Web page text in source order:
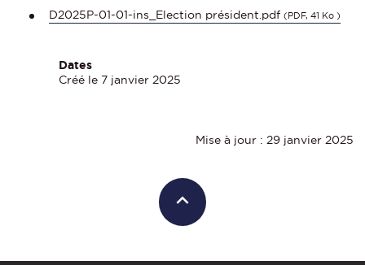
D2025P-01-01-ins_Election président.pdf (PDF, 41 Ko )
Dates
Créé le 7 janvier 2025
Mise à jour : 29 janvier 2025